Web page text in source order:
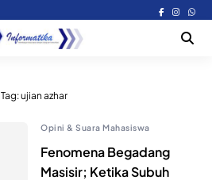
Tag:ujian azhar
Opini & Suara Mahasiswa
Fenomena Begadang
Masisir; Ketika Subuh